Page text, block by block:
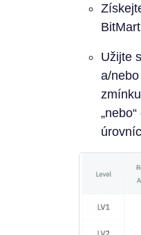
Užijte
a/